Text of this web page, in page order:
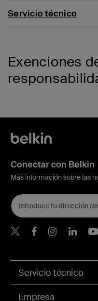
Servicio técnico
Exenciones
Servicio técnico
Empresa
Conectar con Belkin
Más información sobre las
Belkin Twitter